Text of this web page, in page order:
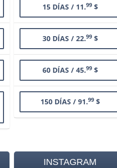
15 DÍAS / 11.99$
30 DÍAS / 22.99$
60 DÍAS / 45.99$
150 DÍAS / 91.99$
INSTAGRAM